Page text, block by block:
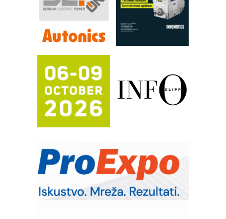
Automatizacija pakovanja · Display
(Shelf-Ready) omotnice
Proizvodnja iC7 Hybrid 1500 VDC
Potpuna efikasnost bez složenih
sistema
Trajna oznaka kao dugoročna korist
Bezbednost na prvom mestu!
IB BLUMENAUER - više od 40 godina
RMQ-TITAN ADVANCED INDICATOR
– Pametna signalizacija za efikasnije
upravljanje mašinama
Sigurnije ispitivanje transformatora u
solarnim elektranama i vetroparkovima